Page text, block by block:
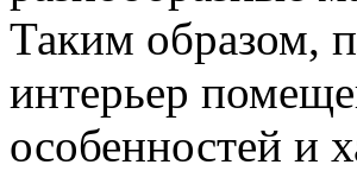
Таким образом,
интерьер
особенностей и